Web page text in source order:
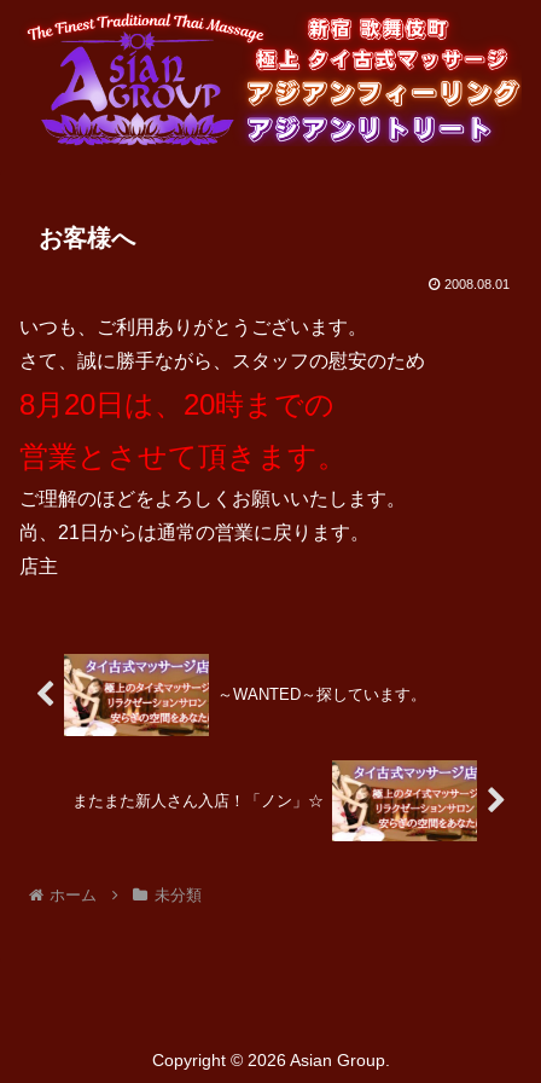
お客様へ
2008.08.01
いつも、ご利用ありがとうございます。
さて、誠に勝手ながら、スタッフの慰安のため
8月20日は、20時までの
営業とさせて頂きます。
ご理解のほどをよろしくお願いいたします。
尚、21日からは通常の営業に戻ります。
店主
～WANTED～探しています。
またまた新人さん入店！「ノン」☆
ホーム 未分類
Copyright © 2026Asian Group.